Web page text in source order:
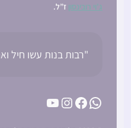
ג’וי רובינסוןז”ל.
"רבות בנות עשו חיל ואת
WhatsApp
Facebook
Instagram
YouTube